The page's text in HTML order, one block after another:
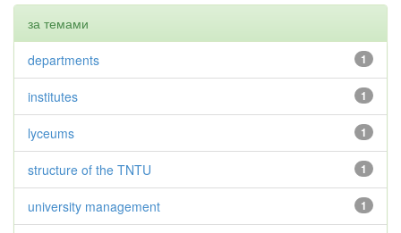
за темами
1
departments
1
institutes
1
lyceums
1
structure of the TNTU
1
university management